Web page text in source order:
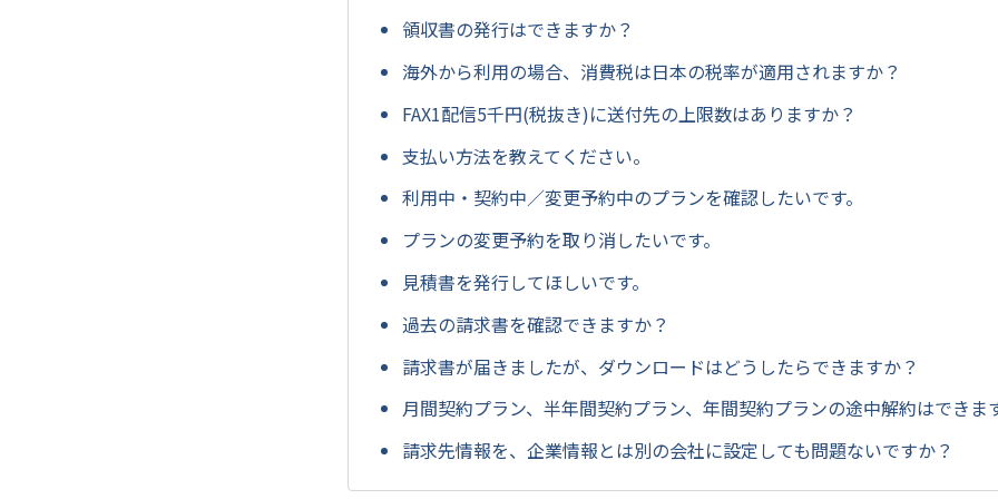
領収書の発行はできますか？
海外から利用の場合、消費税は日本の税率が適用されますか？
FAX1配信5千円(税抜き)に送付先の上限数はありますか？
支払い方法を教えてください。
利用中・契約中／変更予約中のプランを確認したいです。
プランの変更予約を取り消したいです。
見積書を発行してほしいです。
過去の請求書を確認できますか？
請求書が届きましたが、ダウンロードはどうしたらできますか？
月間契約プラン、半年間契約プラン、年間契約プランの途中解約はできま
請求先情報を、企業情報とは別の会社に設定しても問題ないですか？